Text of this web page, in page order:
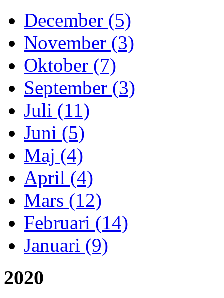
December (5)
November (3)
Oktober (7)
September (3)
Juli (11)
Juni (5)
Maj (4)
April (4)
Mars (12)
Februari (14)
Januari (9)
2020